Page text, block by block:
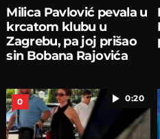
Milica Pavlović pevala u
krcatom klubu u
Zagrebu, pa joj prišao
sin Bobana Rajovića
0:20
0